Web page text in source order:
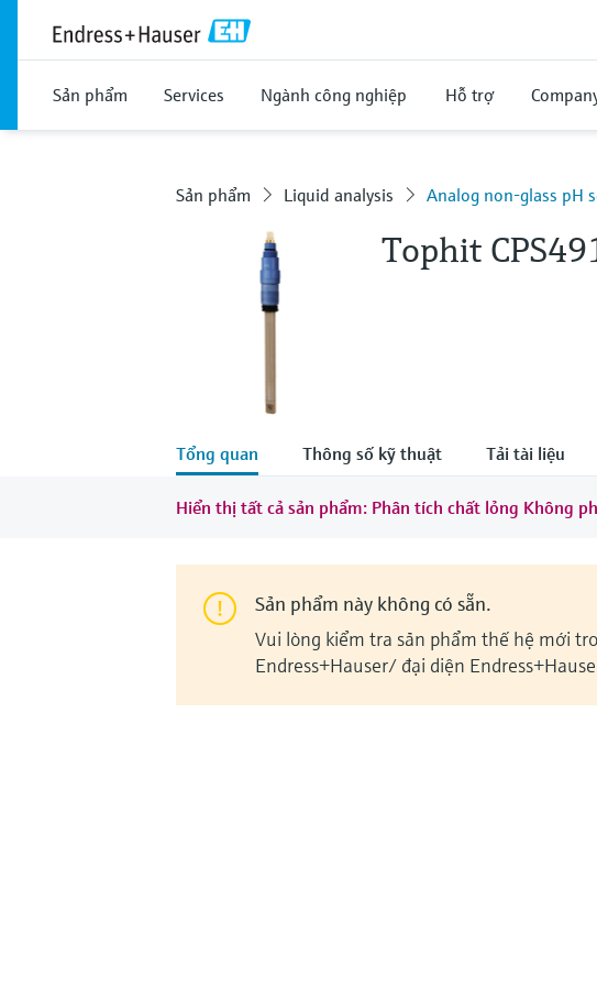
Sản phẩm Services Ngành công nghiệp Hỗ trợ
Sản phẩm Liquid analysis Analog non-glass pH
Tophit
Tổng quan Thông số kỹ thuật Tải tài liệu
Hiển thị tất cả sản phẩm: Phân tích chất lỏng Không
Sản phẩm này không có sẵn.
Vui lòng kiểm tra sản phẩm thế hệ mới
Endress+Hauser/ đại diện